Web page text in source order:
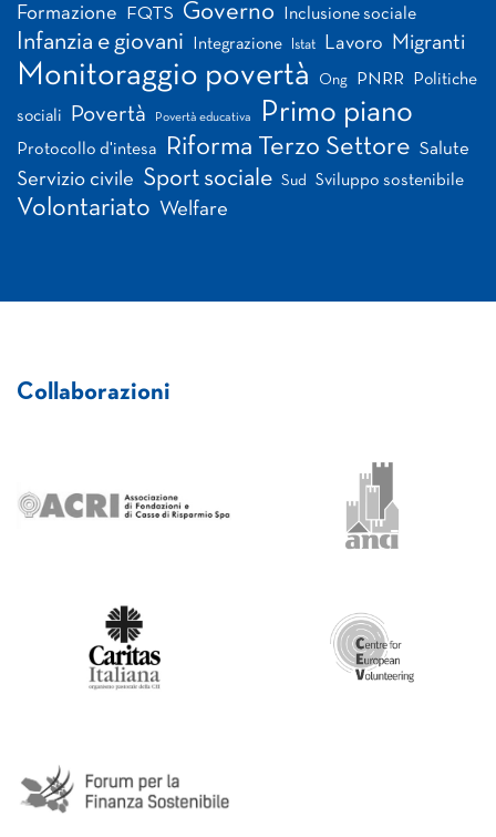
Formazione FQTS Governo Inclusione sociale
Infanzia e giovani Integrazione Istat Lavoro Migranti
Monitoraggio povertà Ong PNRR Politiche
sociali Povertà Povertà educativa Primo piano
Protocollo d'intesa Riforma Terzo Settore Salute
Servizio civile Sport sociale Sud Sviluppo sostenibile
Volontariato Welfare
Collaborazioni